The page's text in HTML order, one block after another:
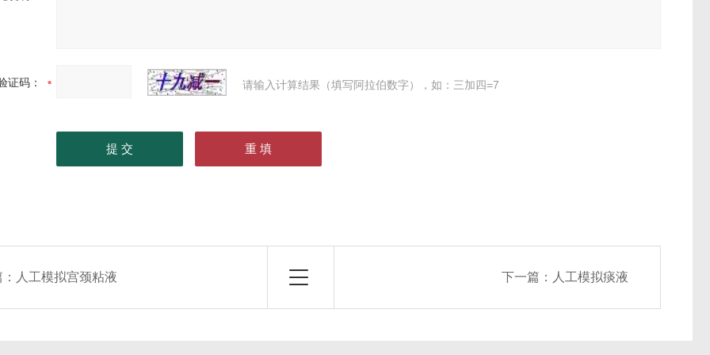
证码： 请输入计算结果（填写阿拉伯数字），如：三加四=7
人工模拟宫颈粘液 下一篇： 人工模拟痰液